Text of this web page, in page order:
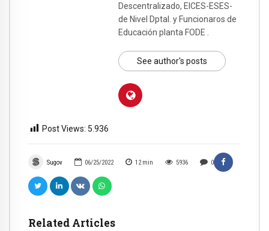
Sugov 06/25/2022 12 min 5936 0
Related Articles
Descentralizado, EICES-ESES-
de Nivel Dptal. y Funcionaros de
Educación planta FODE .
See author's posts
Post Views: 5.936